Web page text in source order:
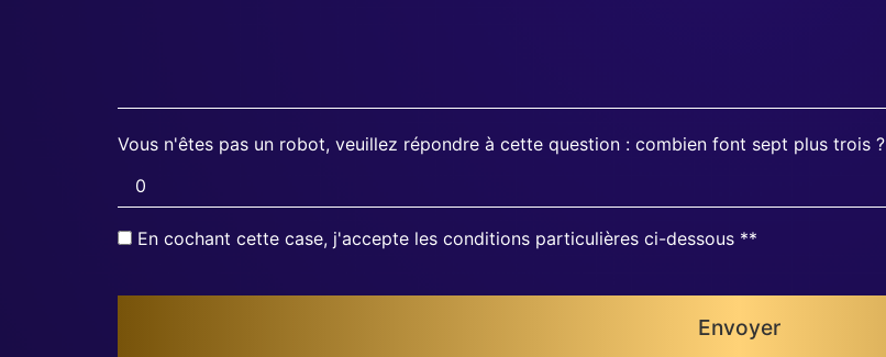
Vous n'êtes pas un robot, veuillez répondre à cette question : combien font sept plus trois ?
En cochant cette case, j'accepte les conditions particulières ci-dessous **
Envoyer